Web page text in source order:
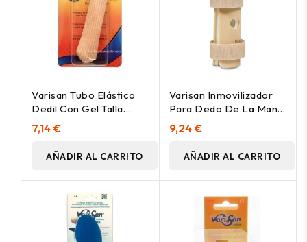
Varisan Tubo Elástico
Dedil Con Gel Talla
Grande, 1 Ud
7,14 €
AÑADIR AL CARRITO
Varisan Inmovilizador
Para Dedo De La Mano
Tm
9,24 €
AÑADIR AL CARRITO